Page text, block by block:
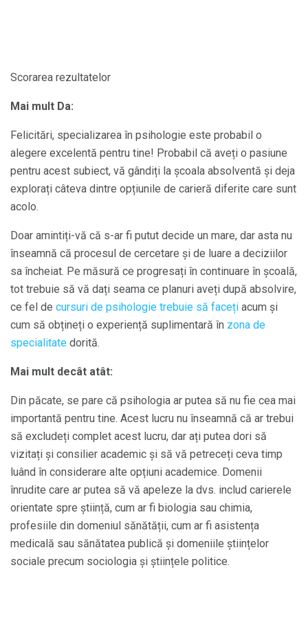
Scorarea rezultatelor
Mai mult Da:
Felicitări, specializarea în psihologie este probabil o
alegere excelentă pentru tine! Probabil că aveți o pasiune
pentru acest subiect, vă gândiți la școala absolventă și deja
explorați câteva dintre opțiunile de carieră diferite care sunt
acolo.
Doar amintiți-vă că s-ar fi putut decide un mare, dar asta nu
înseamnă că procesul de cercetare și de luare a deciziilor
sa încheiat. Pe măsură ce progresați în continuare în școală,
tot trebuie să vă dați seama ce planuri aveți după absolvire,
ce fel de cursuri de psihologie trebuie să faceți acum și
cum să obțineți o experiență suplimentară în zona de
specialitate dorită.
Mai mult decât atât:
Din păcate, se pare că psihologia ar putea să nu fie cea mai
importantă pentru tine. Acest lucru nu înseamnă că ar trebui
să excludeți complet acest lucru, dar ați putea dori să
vizitați și consilier academic și să vă petreceți ceva timp
luând în considerare alte opțiuni academice. Domenii
înrudite care ar putea să vă apeleze la dvs. includ carierele
orientate spre știință, cum ar fi biologia sau chimia,
profesiile din domeniul sănătății, cum ar fi asistența
medicală sau sănătatea publică și domeniile științelor
sociale precum sociologia și științele politice.